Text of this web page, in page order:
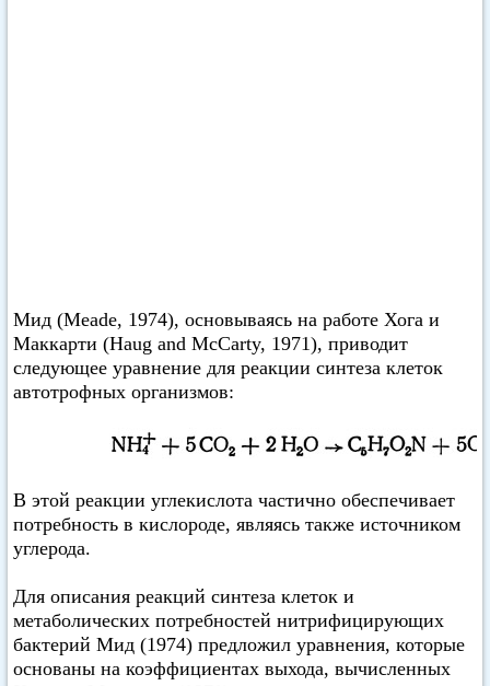
Мид (Meade, 1974), основываясь на работе Хога и
Маккарти (Haug and McCarty, 1971), приводит
следующее уравнение для реакции синтеза клеток
автотрофных организмов:
В этой реакции углекислота частично обеспечивает
потребность в кислороде, являясь также источником
углерода.
Для описания реакций синтеза клеток и
метаболических потребностей нитрифицирующих
бактерий Мид (1974) предложил уравнения, которые
основаны на коэффициентах выхода, вычисленных